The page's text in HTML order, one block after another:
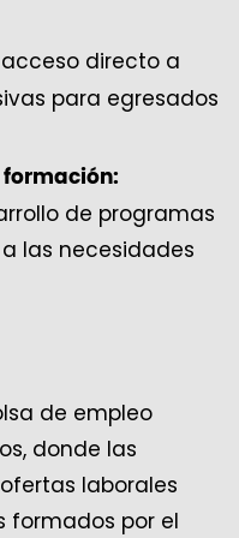
acceso directo a
para egresados
formación:
de programas
las necesidades
de empleo
donde las
laborales
formados por el